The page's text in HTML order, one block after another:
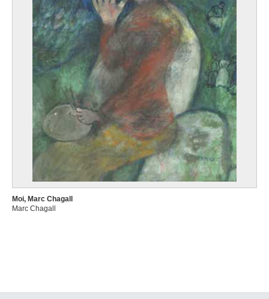
Moi, Marc Chagall
Marc Chagall